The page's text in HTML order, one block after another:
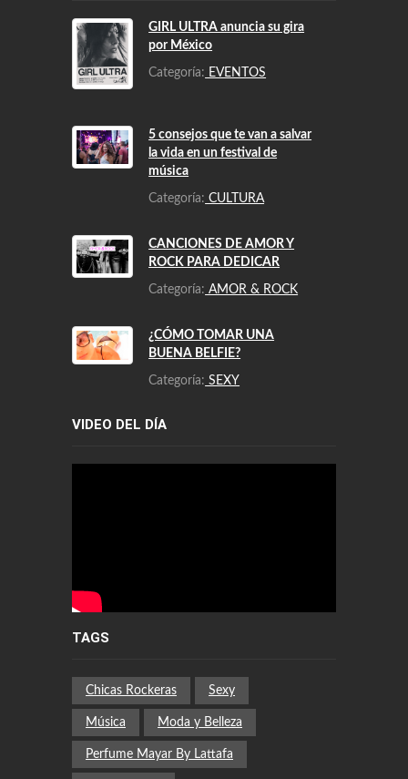
GIRL ULTRA anuncia su gira
por México
Categoría: EVENTOS
5 consejos que te van a salvar
la vida en un festival de
música
Categoría: CULTURA
CANCIONES DE AMOR Y
ROCK PARA DEDICAR
Categoría: AMOR & ROCK
¿CÓMO TOMAR UNA
BUENA BELFIE?
Categoría: SEXY
VIDEO DEL DÍA
TAGS
Chicas Rockeras Sexy
Música Moda y Belleza
Perfume Mayar By Lattafa